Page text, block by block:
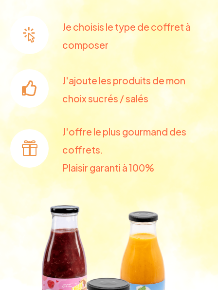
Je choisis le type de coffret à
composer
J'ajoute les produits de mon
choix sucrés / salés
J'offre le plus gourmand des
coffrets.
Plaisir garanti à 100%